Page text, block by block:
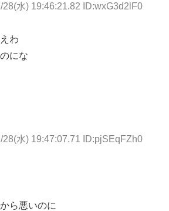
28(水) 19:46:21.82 ID:wxG3d2lF0
わ
にな
28(水) 19:47:07.71 ID:pjSEqFZh0
ら悪いのに